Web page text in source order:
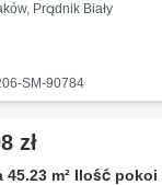
Prądnik Biały
SM-90784
zł
45.23 m² Ilość